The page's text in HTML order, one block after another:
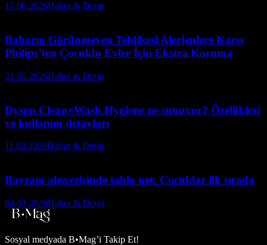
15.06.2026Haber & Dergi
Baharın Görünmeyen Tehlikesi Alerjenlere Karşı
Philips’ten Çocuklu Evler İçin Ekstra Koruma
21.05.2026Haber & Dergi
Dyson Clean+Wash Hygiene ne sunuyor? Özellikleri
ve kullanım detayları
11.03.2026Haber & Dergi
Bayram alışverişinde tablo net: Çocuklar ilk sırada
04.03.2026Haber & Dergi
Sosyal medyada B•Mag’i Takip Et!